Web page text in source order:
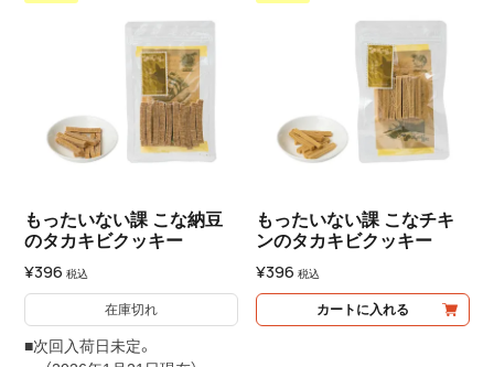
もったいない課 こな納豆
のタカキビクッキー
¥396 税込
在庫切れ
■次回入荷日未定。
もったいない課 こなチキ
ンのタカキビクッキー
¥396 税込
カートに入れる